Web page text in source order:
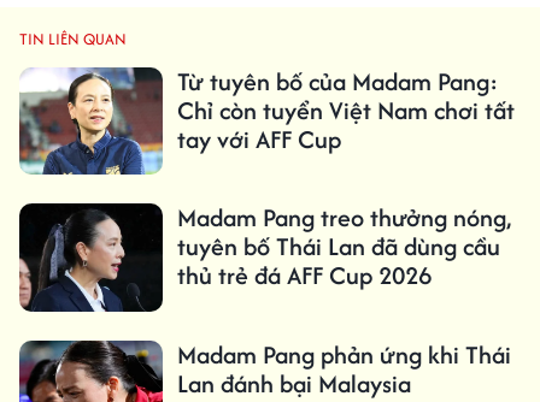
TIN LIÊN QUAN
Từ tuyên bố của Madam Pang:
Chỉ còn tuyển Việt Nam chơi tất
tay với AFF Cup
Madam Pang treo thưởng nóng,
tuyên bố Thái Lan đã dùng cầu
thủ trẻ đá AFF Cup 2026
Madam Pang phản ứng khi Thái
Lan đánh bại Malaysia